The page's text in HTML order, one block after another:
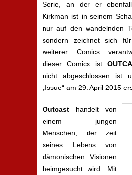
Serie, an der er
Kirkman ist in seinem
nur auf den wandelnden
sondern zeichnet sich
weiterer Comics
dieser Comics ist
nicht abgeschlossen ist
„Issue“ am 29. April 2015
Outcast handelt von
einem jungen
Menschen, der zeit
seines Lebens von
dämonischen Visionen
heimgesucht wird. Mit